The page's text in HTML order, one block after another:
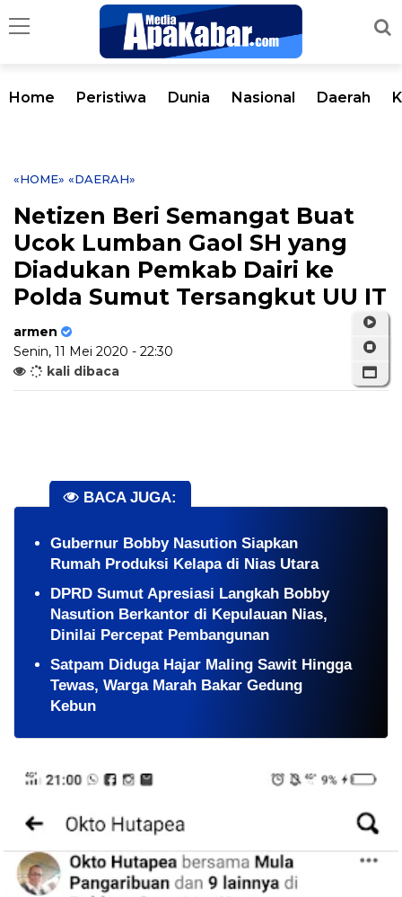
Home Peristiwa Dunia Nasional Daerah
«HOME» «DAERAH»
Netizen Beri Semangat Buat
Ucok Lumban Gaol SH yang
Diadukan Pemkab Dairi ke
Polda Sumut Tersangkut UU IT
armen
Senin, 11 Mei 2020 - 22:30
kali dibaca
BACA JUGA:
Gubernur Bobby Nasution Siapkan
Rumah Produksi Kelapa di Nias Utara
DPRD Sumut Apresiasi Langkah Bobby
Nasution Berkantor di Kepulauan Nias,
Dinilai Percepat Pembangunan
​Satpam Diduga Hajar Maling Sawit Hingga
Tewas, Warga Marah Bakar Gedung
Kebun